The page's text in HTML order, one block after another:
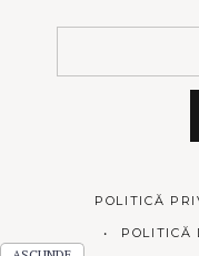
POLITICĂ
POLITICĂ